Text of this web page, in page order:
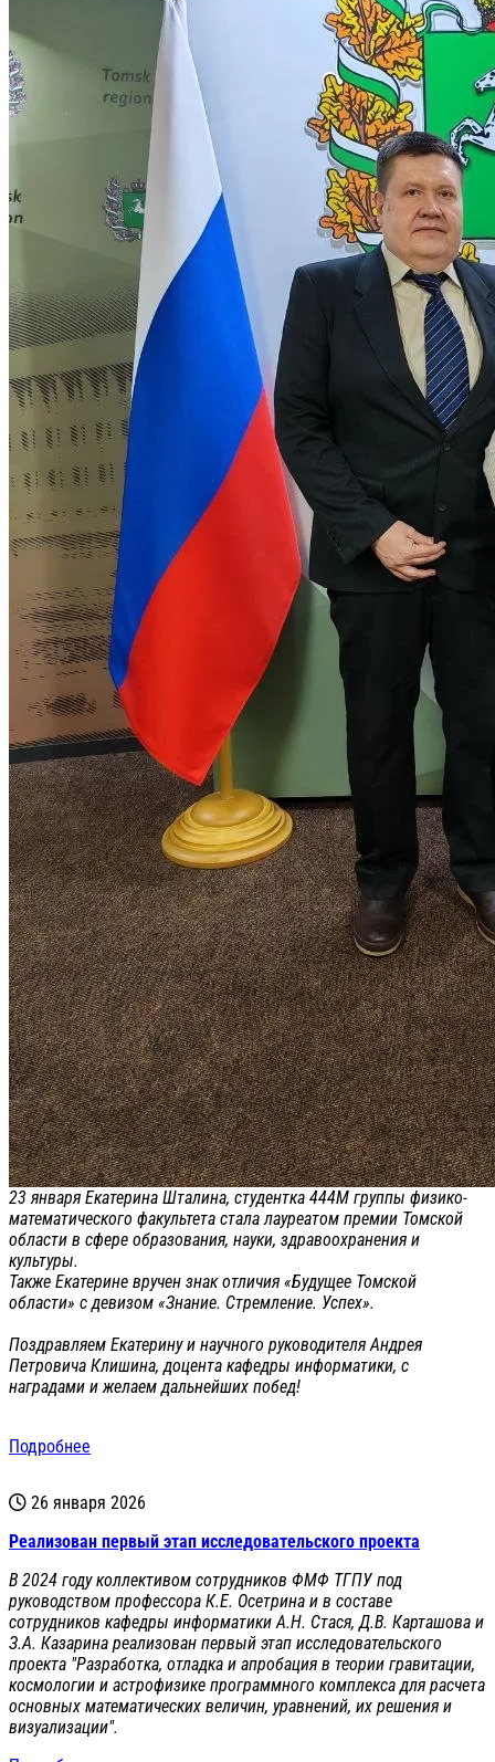
23 января Екатерина Шталина, студентка 444М группы физико-
математического факультета стала лауреатом премии Томской
области в сфере образования, науки, здравоохранения и
культуры.
Также Екатерине вручен знак отличия «Будущее Томской
области» с девизом «Знание. Стремление. Успех».
Поздравляем Екатерину и научного руководителя Андрея
Петровича Клишина, доцента кафедры информатики, с
наградами и желаем дальнейших побед!
Подробнее
26 января 2026
Реализован первый этап исследовательского проекта
В 2024 году коллективом сотрудников ФМФ ТГПУ под
руководством профессора К.Е. Осетрина и в составе
сотрудников кафедры информатики А.Н. Стася, Д.В. Карташова и
З.А. Казарина реализован первый этап исследовательского
проекта "Разработка, отладка и апробация в теории гравитации,
космологии и астрофизике программного комплекса для расчета
основных математических величин, уравнений, их решения и
визуализации".